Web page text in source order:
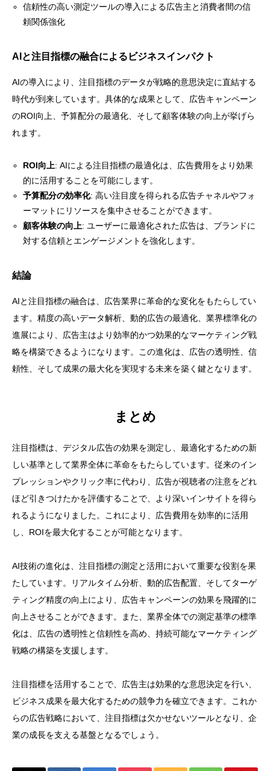
信頼性の高い測定ツールの導入による広告主と消費者間の信
頼関係強化
AIと注目指標の融合によるビジネスインパクト
AIの導入により、注目指標のデータが戦略的意思決定に直結する
時代が到来しています。具体的な成果として、広告キャンペーン
のROI向上、予算配分の最適化、そして顧客体験の向上が挙げら
れます。
ROI向上: AIによる注目指標の最適化は、広告費用をより効果
的に活用することを可能にします。
予算配分の効率化: 高い注目度を得られる広告チャネルやフォ
ーマットにリソースを集中させることができます。
顧客体験の向上: ユーザーに最適化された広告は、ブランドに
対する信頼とエンゲージメントを強化します。
結論
AIと注目指標の融合は、広告業界に革命的な変化をもたらしてい
ます。精度の高いデータ解析、動的広告の最適化、業界標準化の
進展により、広告主はより効率的かつ効果的なマーケティング戦
略を構築できるようになります。この進化は、広告の透明性、信
頼性、そして成果の最大化を実現する未来を築く鍵となります。
まとめ
注目指標は、デジタル広告の効果を測定し、最適化するための新
しい基準として業界全体に革命をもたらしています。従来のイン
プレッションやクリック率に代わり、広告が視聴者の注意をどれ
ほど引きつけたかを評価することで、より深いインサイトを得ら
れるようになりました。これにより、広告費用を効率的に活用
し、ROIを最大化することが可能となります。
AI技術の進化は、注目指標の測定と活用において重要な役割を果
たしています。リアルタイム分析、動的広告配置、そしてターゲ
ティング精度の向上により、広告キャンペーンの効果を飛躍的に
向上させることができます。また、業界全体での測定基準の標準
化は、広告の透明性と信頼性を高め、持続可能なマーケティング
戦略の構築を支援します。
注目指標を活用することで、広告主は効果的な意思決定を行い、
ビジネス成果を最大化するための競争力を確立できます。これか
らの広告戦略において、注目指標は欠かせないツールとなり、企
業の成長を支える基盤となるでしょう。